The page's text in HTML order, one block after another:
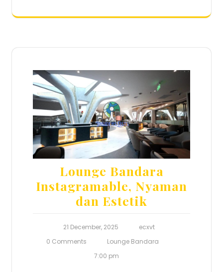
Lounge Bandara
Instagramable, Nyaman
dan Estetik
21 December, 2025
ecxvt
0 Comments
Lounge Bandara
7:00 pm